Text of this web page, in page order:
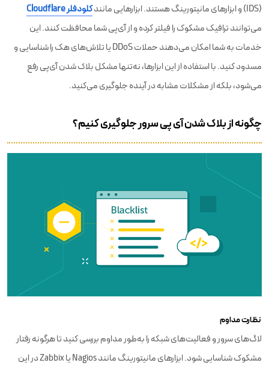
(IDS) و ابزارهای مانیتورینگ هستند. ابزارهایی مانند
کلودفلر Cloudflare
می‌توانند ترافیک مشکوک را فیلتر کرده و از آی‌پی شما محافظت کنند. این
خدمات به شما امکان می‌دهند حملات DDoS یا تلاش‌های هک را شناسایی و
مسدود کنید. با استفاده از این ابزارها، نه‌تنها مشکل بلاک شدن آی‌پی رفع
می‌شود، بلکه از مشکلات مشابه در آینده جلوگیری می‌کنید.
چگونه از بلاک شدن آی پی سرور جلوگیری کنیم؟
نظارت مداوم
لاگ‌های سرور و فعالیت‌های شبکه را به‌طور مداوم بررسی کنید تا هرگونه رفتار
مشکوک شناسایی شود. ابزارهای مانیتورینگ مانند Nagios یا Zabbix در این